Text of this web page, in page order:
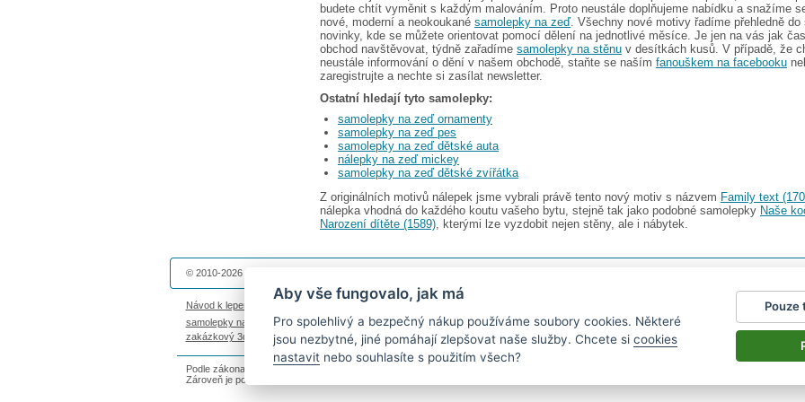
budete chtít vyměnit s každým malováním. Proto neustále doplňujeme nabídku a snažíme
nové, moderní a neokoukané samolepky na zeď. Všechny nové motivy řadíme přehledně do
novinky, kde se můžete orientovat pomocí dělení na jednotlivé měsíce. Je jen na vás jak
obchod navštěvovat, týdně zařadíme samolepky na stěnu v desítkách kusů. V případě, že
neustále informování o dění v našem obchodě, staňte se naším fanouškem na facebooku
zaregistrujte a nechte si zasílat newsletter.
Ostatní hledají tyto samolepky:
samolepky na zeď ornamenty
samolepky na zeď pes
samolepky na zeď dětské auta
nálepky na zeď mickey
samolepky na zeď dětské zvířátka
Z originálních motivů nálepek jsme vybrali právě tento nový motiv s názvem Family text
nálepka vhodná do každého koutu vašeho bytu, stejně tak jako podobné samolepky Naše
Narození dítěte (1589), kterými lze vyzdobit nejen stěny, ale i nábytek.
© 2010-2026 Dekolepky.cz provozuje
Návod k lepení Životnost samolepek na zeď Magazín |
samolepky na auto
|fotomagnetky na lednici|fotokalendáře|kühlschrank fotomagnete|foto magnesy na lodówkę samolepky dieťa v aute|
zakázkový 3d tisk
hodinový manžel česká lípa|živicové nálepky
Podle zákona o evidenci tržeb je prodávající povinen vystavit kupujícímu účtenku.
Zároveň je povinen zaevidovat přijatou tržbu u správce daně on-line; v případě technického výpadku pak nejpozději do 48 hodin.
Aby vše fungovalo, jak má
Pro spolehlivý a bezpečný nákup používáme soubory cookies. Některé
jsou nezbytné, jiné pomáhají zlepšovat naše služby. Chcete si cookies
nastavit nebo souhlasíte s použitím všech?
Pouze